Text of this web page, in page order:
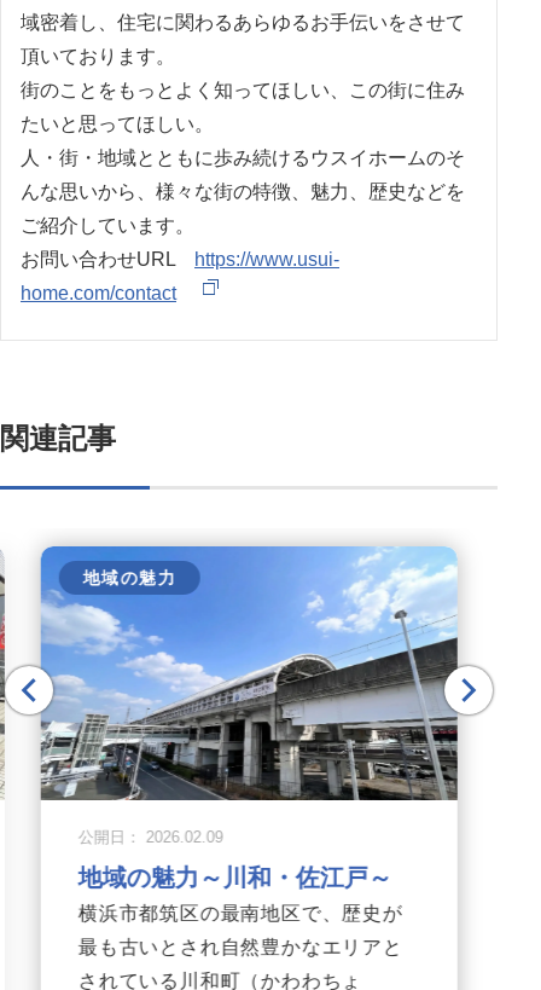
域密着し、住宅に関わるあらゆるお手伝いをさせて
頂いております。
街のことをもっとよく知ってほしい、この街に住み
たいと思ってほしい。
人・街・地域とともに歩み続けるウスイホームのそ
んな思いから、様々な街の特徴、魅力、歴史などを
ご紹介しています。
お問い合わせURL
https://www.usui-
home.com/contact
関連記事
地域の魅力
公開日： 2026.02.09
地域の魅力～川和・佐江戸～
横浜市都筑区の最南地区で、歴史が
最も古いとされ自然豊かなエリアと
されている川和町（かわわちょ